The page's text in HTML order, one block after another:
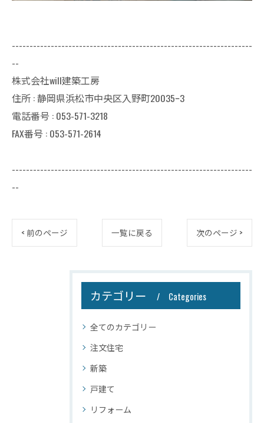
--------------------------------------------------------------------
--
株式会社will建築工房
住所 : 静岡県浜松市中央区入野町20035ｰ3
電話番号 : 053-571-3218
FAX番号 : 053-571-2614
--------------------------------------------------------------------
--
< 前のページ 一覧に戻る 次のページ >
カテゴリー Categories
全てのカテゴリー
注文住宅
新築
戸建て
リフォーム